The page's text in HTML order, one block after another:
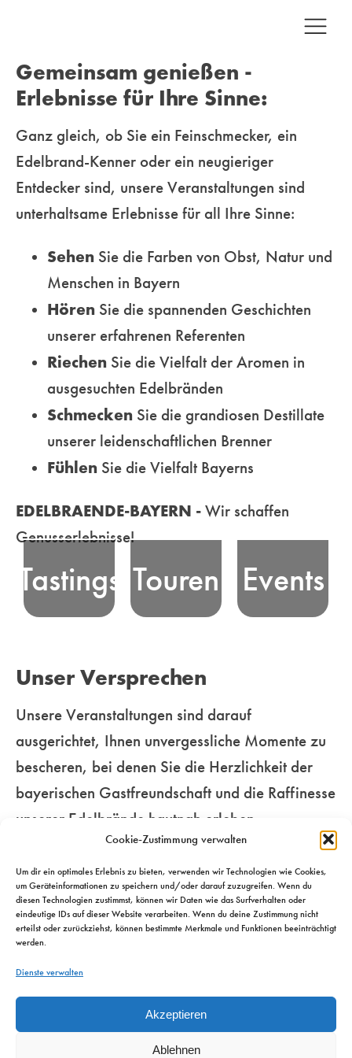
Cookie-Zustimmung verwalten
Um dir ein optimales Erlebnis zu bieten, verwenden wir Technologien wie Cookies,
um Geräteinformationen zu speichern und/oder darauf zuzugreifen. Wenn du
diesen Technologien zustimmst, können wir Daten wie das Surfverhalten oder
eindeutige IDs auf dieser Website verarbeiten. Wenn du deine Zustimmung nicht
erteilst oder zurückziehst, können bestimmte Merkmale und Funktionen beeinträchtigt
werden.
Dienste verwalten
Akzeptieren
Ablehnen
Gemeinsam genießen -
Erlebnisse für Ihre Sinne:
Ganz gleich, ob Sie ein Feinschmecker, ein
Edelbrand-Kenner oder ein neugieriger
Entdecker sind, unsere Veranstaltungen sind
unterhaltsame Erlebnisse für all Ihre Sinne:
Sehen Sie die Farben von Obst, Natur und
Menschen in Bayern
Hören Sie die spannenden Geschichten
unserer erfahrenen Referenten
Riechen Sie die Vielfalt der Aromen in
ausgesuchten Edelbränden
Schmecken Sie die grandiosen Destillate
unserer leidenschaftlichen Brenner
Fühlen Sie die Vielfalt Bayerns
EDELBRAENDE-BAYERN - Wir schaffen
Genusserlebnisse!
Tastings
Nehmen Sie an
unseren
moderierten
Tastings - in
ausgewählten
Locations oder
unterhaltsame
Mehr
Touren
Erfahren Sie
die Essenz
bayerischer
Edelbrand-
unseren
unterhaltsamen
Genusstouren
durch die
Bayerns
beschwingten
Mehr
Events
Edelbrand-Kultur
Bayern! Wir
vermitteln und
Genussmenschen.
Mehr
Unser Versprechen
Unsere Veranstaltungen sind darauf
ausgerichtet, Ihnen unvergessliche Momente zu
bescheren, bei denen Sie die Herzlichkeit der
bayerischen Gastfreundschaft und die Raffinesse
unserer Edelbrände hautnah erleben.